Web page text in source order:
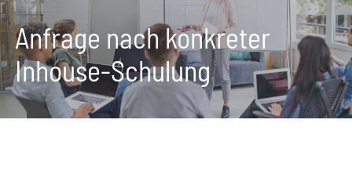
Anfrage nach konkreter
Inhouse-Schulung